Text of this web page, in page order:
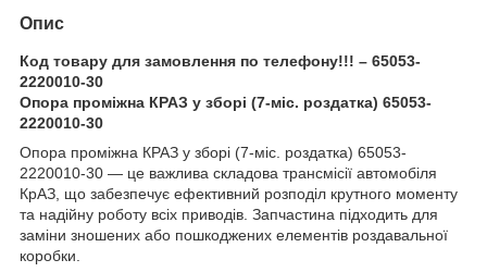
Опис
Код товару для замовлення по телефону!!! – 65053-
2220010-30
Опора проміжна КРАЗ у зборі (7-міс. роздатка) 65053-
2220010-30
Опора проміжна КРАЗ у зборі (7-міс. роздатка) 65053-
2220010-30 — це важлива складова трансмісії автомобіля
КрАЗ, що забезпечує ефективний розподіл крутного моменту
та надійну роботу всіх приводів. Запчастина підходить для
заміни зношених або пошкоджених елементів роздавальної
коробки.